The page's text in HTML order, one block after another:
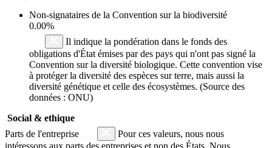
Non-signataires de la Convention sur la biodiversité
0.00%
Il indique la pondération dans le fonds des
obligations d'État émises par des pays qui n'ont pas signé la
Convention sur la diversité biologique. Cette convention vise
à protéger la diversité des espèces sur terre, mais aussi la
diversité génétique et celle des écosystèmes. (Source des
données : ONU)
Social & ethique
Parts de l'entreprise
Pour ces valeurs, nous nous
intéressons aux parts des entreprises et non des États. Nous